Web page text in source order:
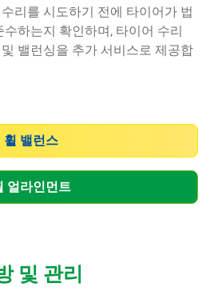
리를 시도하기 전에 타이어가 법
하는지 확인하며, 타이어 수리
밸런싱을 추가 서비스로 제공합
휠 밸런스
얼라인먼트
및 관리